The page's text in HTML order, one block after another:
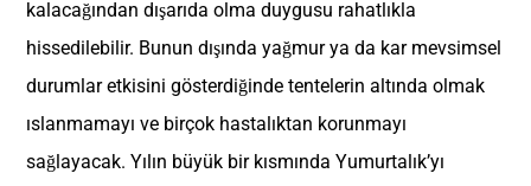
kalacağından dışarıda olma duygusu rahatlıkla
hissedilebilir. Bunun dışında yağmur ya da kar mevsimsel
durumlar etkisini gösterdiğinde tentelerin altında olmak
ıslanmamayı ve birçok hastalıktan korunmayı
sağlayacak. Yılın büyük bir kısmında Yumurtalık’yı